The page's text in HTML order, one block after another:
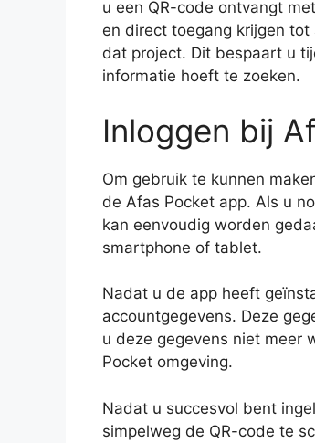
u een QR-code ontvangt
en direct toegang krijgen
dat project. Dit bespaart u
informatie hoeft te zoeken.
Inloggen bij
Om gebruik te kunnen
de Afas Pocket app. Als u
kan eenvoudig worden
smartphone of tablet.
Nadat u de app heeft
accountgegevens. Deze
u deze gegevens niet meer
Pocket omgeving.
Nadat u succesvol bent
simpelweg de QR-code te